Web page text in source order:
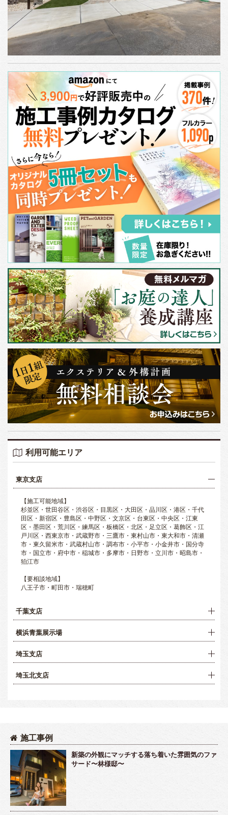
利用可能エリア
東京支店
【施工可能地域】
杉並区・世田谷区・渋谷区・目黒区・大田区・品川区・港区・千代
田区・新宿区・豊島区・中野区・文京区・台東区・中央区・江東
区・墨田区・荒川区・練馬区・板橋区・北区・足立区・葛飾区・江
戸川区・西東京市・武蔵野市・三鷹市・東村山市・東大和市・清瀬
市・東久留米市・武蔵村山市・調布市・小平市・小金井市・国分寺
市・国立市・府中市・稲城市・多摩市・日野市・立川市・昭島市・
狛江市
【要相談地域】
八王子市・町田市・瑞穂町
千葉支店
横浜青葉展示場
埼玉支店
埼玉北支店
施工事例
新築の外観にマッチする落ち着いた雰囲気のファ
サード〜林様邸〜